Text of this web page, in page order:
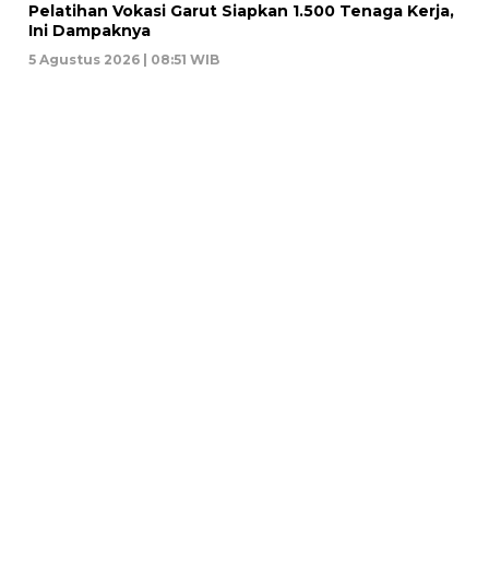
Pelatihan Vokasi Garut Siapkan 1.500 Tenaga Kerja,
Ini Dampaknya
5 Agustus 2026 | 08:51 WIB